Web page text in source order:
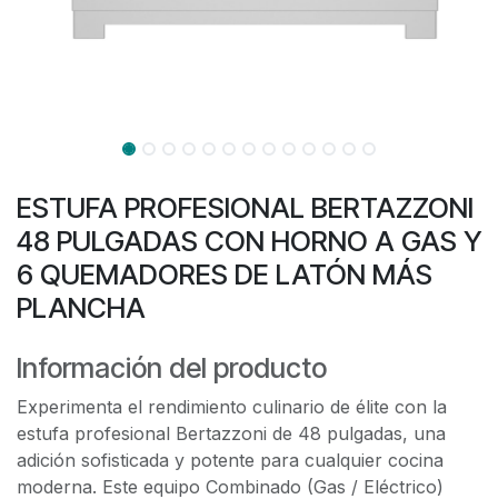
ESTUFA PROFESIONAL BERTAZZONI
48 PULGADAS CON HORNO A GAS Y
6 QUEMADORES DE LATÓN MÁS
PLANCHA
Información del producto
Experimenta el rendimiento culinario de élite con la
estufa profesional Bertazzoni de 48 pulgadas, una
adición sofisticada y potente para cualquier cocina
moderna. Este equipo Combinado (Gas / Eléctrico)